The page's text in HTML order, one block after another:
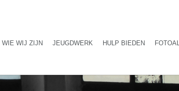
WIE WIJ ZIJN JEUGDWERK HULP BIEDEN